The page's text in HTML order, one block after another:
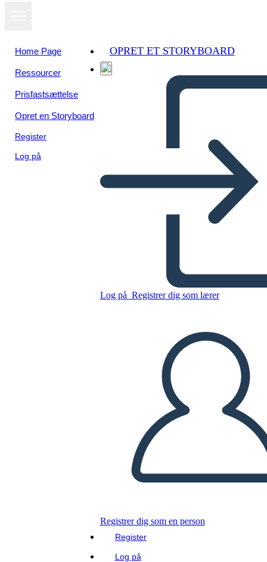
Home Page
Ressourcer
Prisfastsættelse
Opret en Storyboard
Register
Log på
OPRET ET STORYBOARD
Log på Registrer dig som lærer
Registrer dig som en person
Register
Log på
L'epopea di Gilgamesh
LAVE ET STORYBOARD
AFSPIL DIASSHOW
LÆS FOR MIG